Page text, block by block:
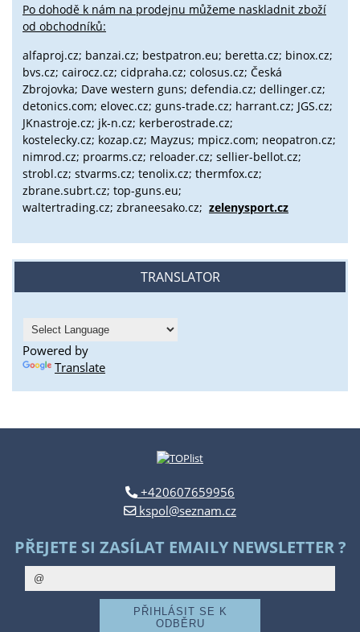
Po dohodě k nám na prodejnu můžeme naskladnit zboží
od obchodníků:
alfaproj.cz; banzai.cz; bestpatron.eu; beretta.cz; binox.cz;
bvs.cz; cairocz.cz; cidpraha.cz; colosus.cz; Česká
Zbrojovka; Dave western guns; defendia.cz; dellinger.cz;
detonics.com; elovec.cz; guns-trade.cz; harrant.cz; JGS.cz;
JKnastroje.cz; jk-n.cz; kerberostrade.cz;
kostelecky.cz; kozap.cz; Mayzus; mpicz.com; neopatron.cz;
nimrod.cz; proarms.cz; reloader.cz; sellier-bellot.cz;
strobl.cz; stvarms.cz; tenolix.cz; thermfox.cz;
zbrane.subrt.cz; top-guns.eu;
waltertrading.cz; zbraneesako.cz; zelenysport.cz
TRANSLATOR
Powered by
Translate
+420607659956
kspol@seznam.cz
PŘEJETE SI ZASÍLAT EMAILY NEWSLETTER ?